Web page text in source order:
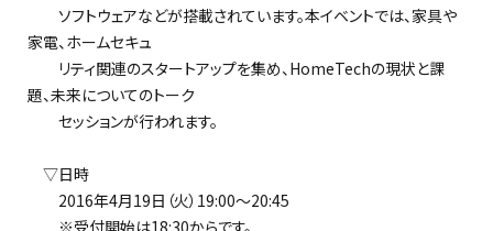
ソフトウェアなどが搭載されています。本イベントでは、家具や
家電、ホームセキュ
リティ関連のスタートアップを集め、HomeTechの現状と課
題、未来についてのトーク
セッションが行われます。
▽日時
2016年4月19日（火）19:00～20:45
※受付開始は18:30からです。